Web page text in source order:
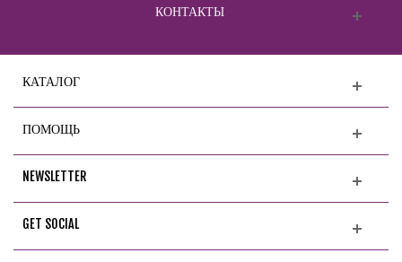
КОНТАКТЫ
КАТАЛОГ
ПОМОЩЬ
NEWSLETTER
GET SOCIAL